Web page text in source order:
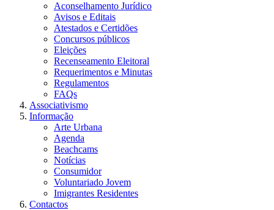
Aconselhamento Jurídico
Avisos e Editais
Atestados e Certidões
Concursos públicos
Eleições
Recenseamento Eleitoral
Requerimentos e Minutas
Regulamentos
FAQs
Associativismo
Informação
Arte Urbana
Agenda
Beachcams
Notícias
Consumidor
Voluntariado Jovem
Imigrantes Residentes
Contactos